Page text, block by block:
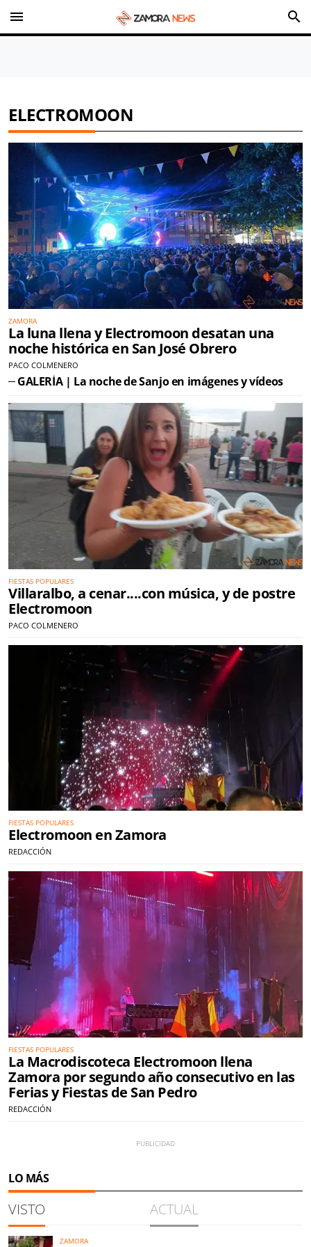
menu search
ELECTROMOON
ZAMORA
La luna llena y Electromoon desatan una
noche histórica en San José Obrero
PACO COLMENERO
GALERÍA | La noche de Sanjo en imágenes y vídeos
FIESTAS POPULARES
Villaralbo, a cenar....con música, y de postre
Electromoon
PACO COLMENERO
FIESTAS POPULARES
Electromoon en Zamora
REDACCIÓN
FIESTAS POPULARES
La Macrodiscoteca Electromoon llena
Zamora por segundo año consecutivo en las
Ferias y Fiestas de San Pedro
REDACCIÓN
LO MÁS
VISTO ACTUAL
ZAMORA